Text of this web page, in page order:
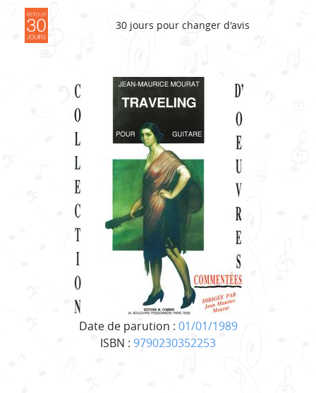
Date de parution : 01/01/1989
ISBN : 9790230352253
30 jours pour changer d'avis